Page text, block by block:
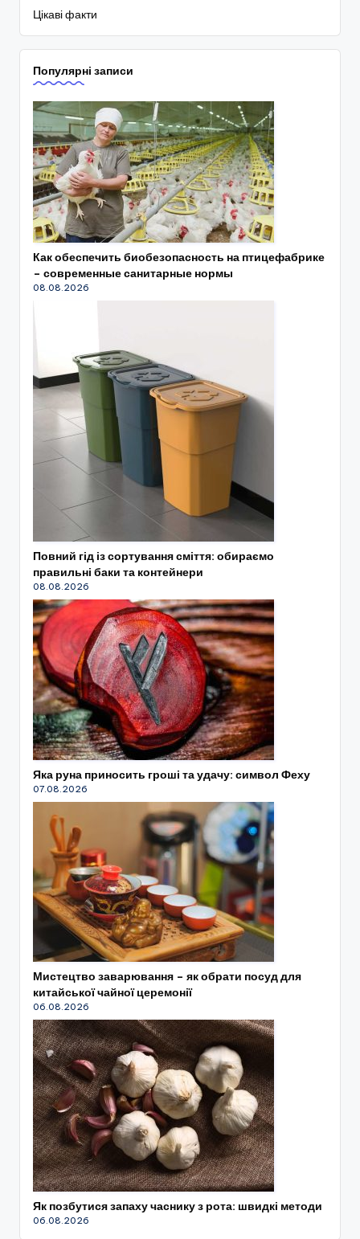
Цікаві факти
Популярні записи
Как обеспечить биобезопасность на птицефабрике
– современные санитарные нормы
08.08.2026
Повний гід із сортування сміття: обираємо
правильні баки та контейнери
08.08.2026
Яка руна приносить гроші та удачу: символ Феху
07.08.2026
Мистецтво заварювання – як обрати посуд для
китайської чайної церемонії
06.08.2026
Як позбутися запаху часнику з рота: швидкі методи
06.08.2026